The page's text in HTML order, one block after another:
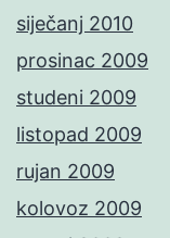
siječanj 2010
prosinac 2009
studeni 2009
listopad 2009
rujan 2009
kolovoz 2009